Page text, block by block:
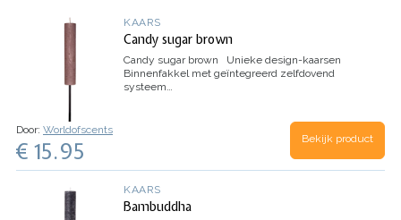
KAARS
Candy sugar brown
Candy sugar brown
Unieke design-kaarsen
Binnenfakkel met geïntegreerd zelfdovend
systeem…
Door: Worldofscents
€ 15.95 Bekijk product
KAARS
Bambuddha